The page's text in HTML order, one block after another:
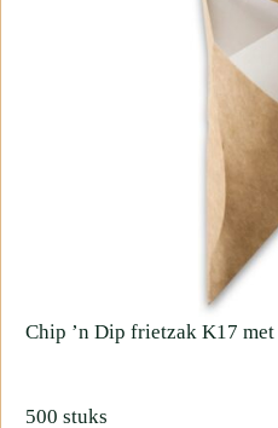
Chip ’n Dip frietzak K17 met
500 stuks